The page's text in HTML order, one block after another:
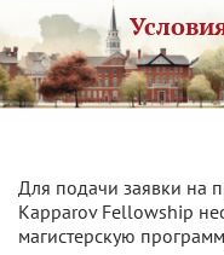
Для подачи заявки на
Kapparov Fellowship
магистерскую